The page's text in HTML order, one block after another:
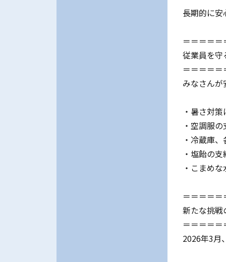
長期的に
＝＝＝＝
従業員を守
＝＝＝＝
みなさん
・暑さ対
・空調服
・冷蔵庫
・塩飴の支
・こまめ
＝＝＝＝
新たな挑戦
＝＝＝＝
2026年3月